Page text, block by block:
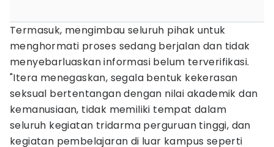
Termasuk, mengimbau seluruh pihak untuk
menghormati proses sedang berjalan dan tidak
menyebarluaskan informasi belum terverifikasi.
"Itera menegaskan, segala bentuk kekerasan
seksual bertentangan dengan nilai akademik dan
kemanusiaan, tidak memiliki tempat dalam
seluruh kegiatan tridarma perguruan tinggi, dan
kegiatan pembelajaran di luar kampus seperti